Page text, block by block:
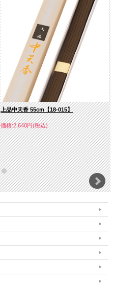
上品中天香 55cm【18-015】
価格:2,640円(税込)